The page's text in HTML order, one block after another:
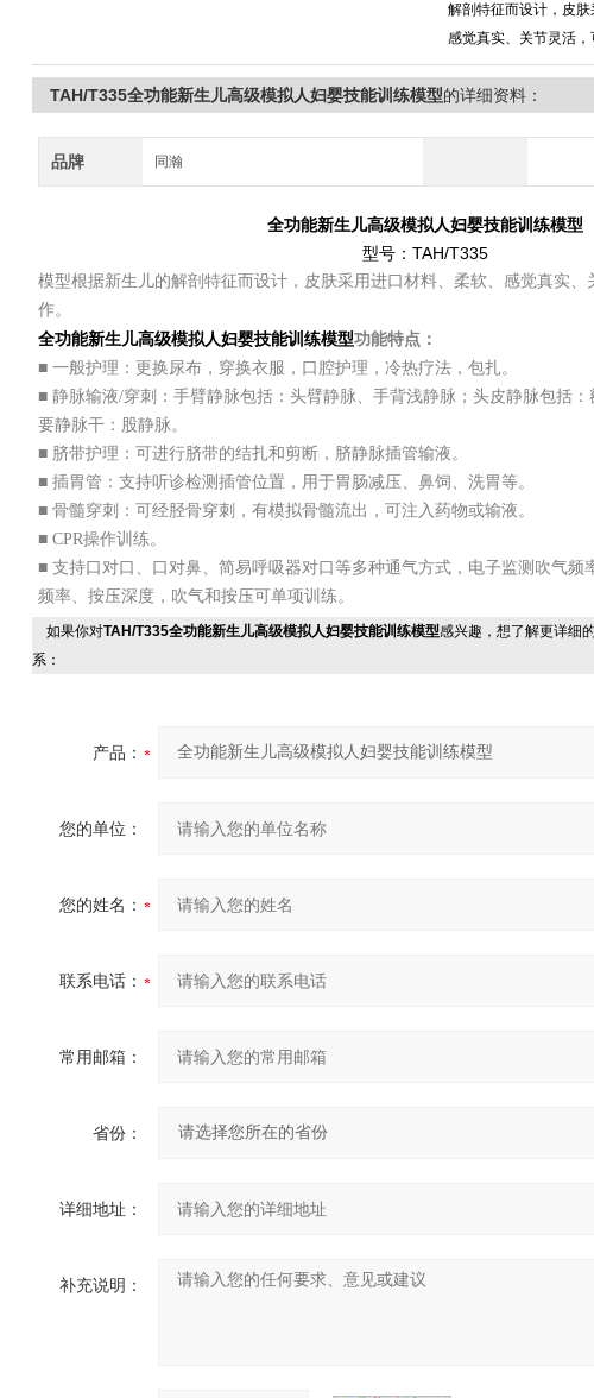
解剖特征而设计，皮肤
感觉真实、关节灵活，
TAH/T335全功能新生儿高级模拟人妇婴技能训练模型的详细资料：
品牌 同瀚
全功能新生儿高级模拟人妇婴技能训练模型
型号：TAH/T335
模型根据新生儿的解剖特征而设计，皮肤采用进口材料、柔软、感觉真实
作。
全功能新生儿高级模拟人妇婴技能训练模型功能特点：
■ 一般护理：更换尿布，穿换衣服，口腔护理，冷热疗法，包扎。
■ 静脉输液/穿刺：手臂静脉包括：头臂静脉、手背浅静脉；头皮静脉包括
要静脉干：股静脉。
■ 脐带护理：可进行脐带的结扎和剪断，脐静脉插管输液。
■ 插胃管：支持听诊检测插管位置，用于胃肠减压、鼻饲、洗胃等。
■ 骨髓穿刺：可经胫骨穿刺，有模拟骨髓流出，可注入药物或输液。
■ CPR操作训练。
■ 支持口对口、口对鼻、简易呼吸器对口等多种通气方式，电子监测吹气频
频率、按压深度，吹气和按压可单项训练。
如果你对TAH/T335全功能新生儿高级模拟人妇婴技能训练模型感兴趣，想了解更详细
系：
产品：
您的单位：
您的姓名：
联系电话：
常用邮箱：
省份：
详细地址：
补充说明：